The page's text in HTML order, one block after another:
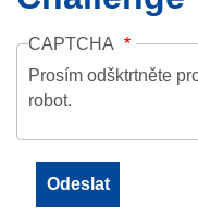
CAPTCHA
Prosím odšktrtněte
robot.